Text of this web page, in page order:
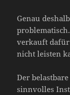
Genau
verkauft dafür
nicht leisten
Der
sinnvolles